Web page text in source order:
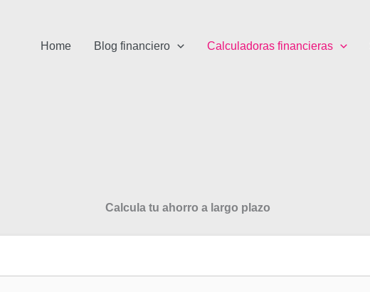
Home Blog financiero Calculadoras financieras
Calcula tu ahorro a largo plazo